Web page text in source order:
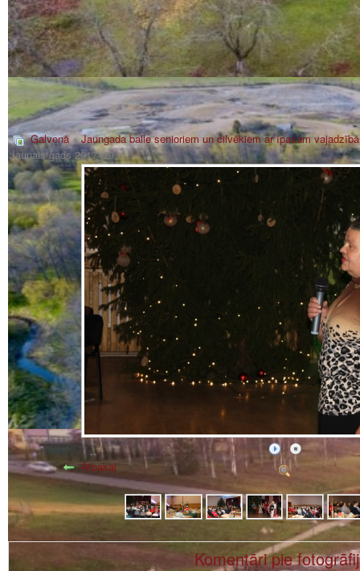
Galvenā»Jaungada balle senioriem un cilvēkiem ar īpašām
Jaunais gads 2017_29
Atpakaļ
Komentāri pie